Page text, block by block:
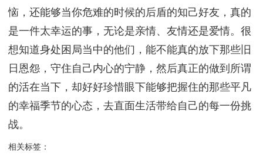
综合这几天上线的预告片能看得出来，在这个合力调
和的过程当中，无论是面临家庭情感的两难处境，还
是人到中年的抉择，剪洪辰很又逐渐开始看清了自己
的心并且。也更能理解对方。人活一辈子，能够拥有
几个真的理解自己，直到你为什么开心，为什么烦
恼，还能够当你危难的时候的后盾的知己好友，真的